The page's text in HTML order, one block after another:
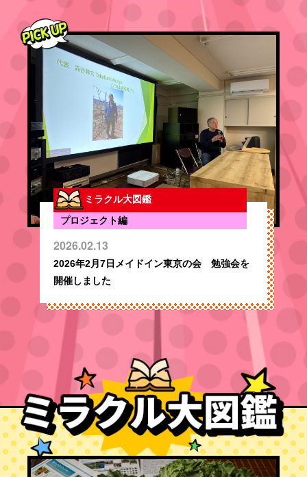
ミラクル大図鑑
プロジェクト編
2026.02.13
2026年2月7日メイドイン東京の会 勉強会を
開催しました